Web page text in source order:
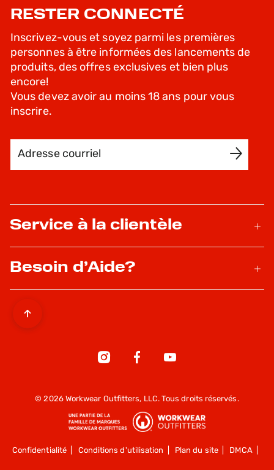
RESTER CONNECTÉ
Inscrivez-vous et soyez parmi les premières
personnes à être informées des lancements de
produits, des offres exclusives et bien plus
encore!
Vous devez avoir au moins 18 ans pour vous
inscrire.
Service à la clientèle
Besoin d’Aide?
© 2026 Workwear Outfitters, LLC. Tous droits réservés.
Confidentialité Conditions d'utilisation Plan du site| DMCA|